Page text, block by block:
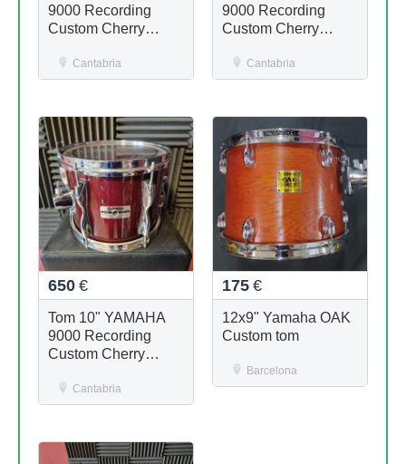
9000 Recording
Custom Cherry
Cantabria
9000 Recording
Custom Cherry
Cantabria
650 €
Tom 10" YAMAHA
9000 Recording
Custom Cherry
Cantabria
175 €
12x9" Yamaha OAK
Custom tom
Barcelona